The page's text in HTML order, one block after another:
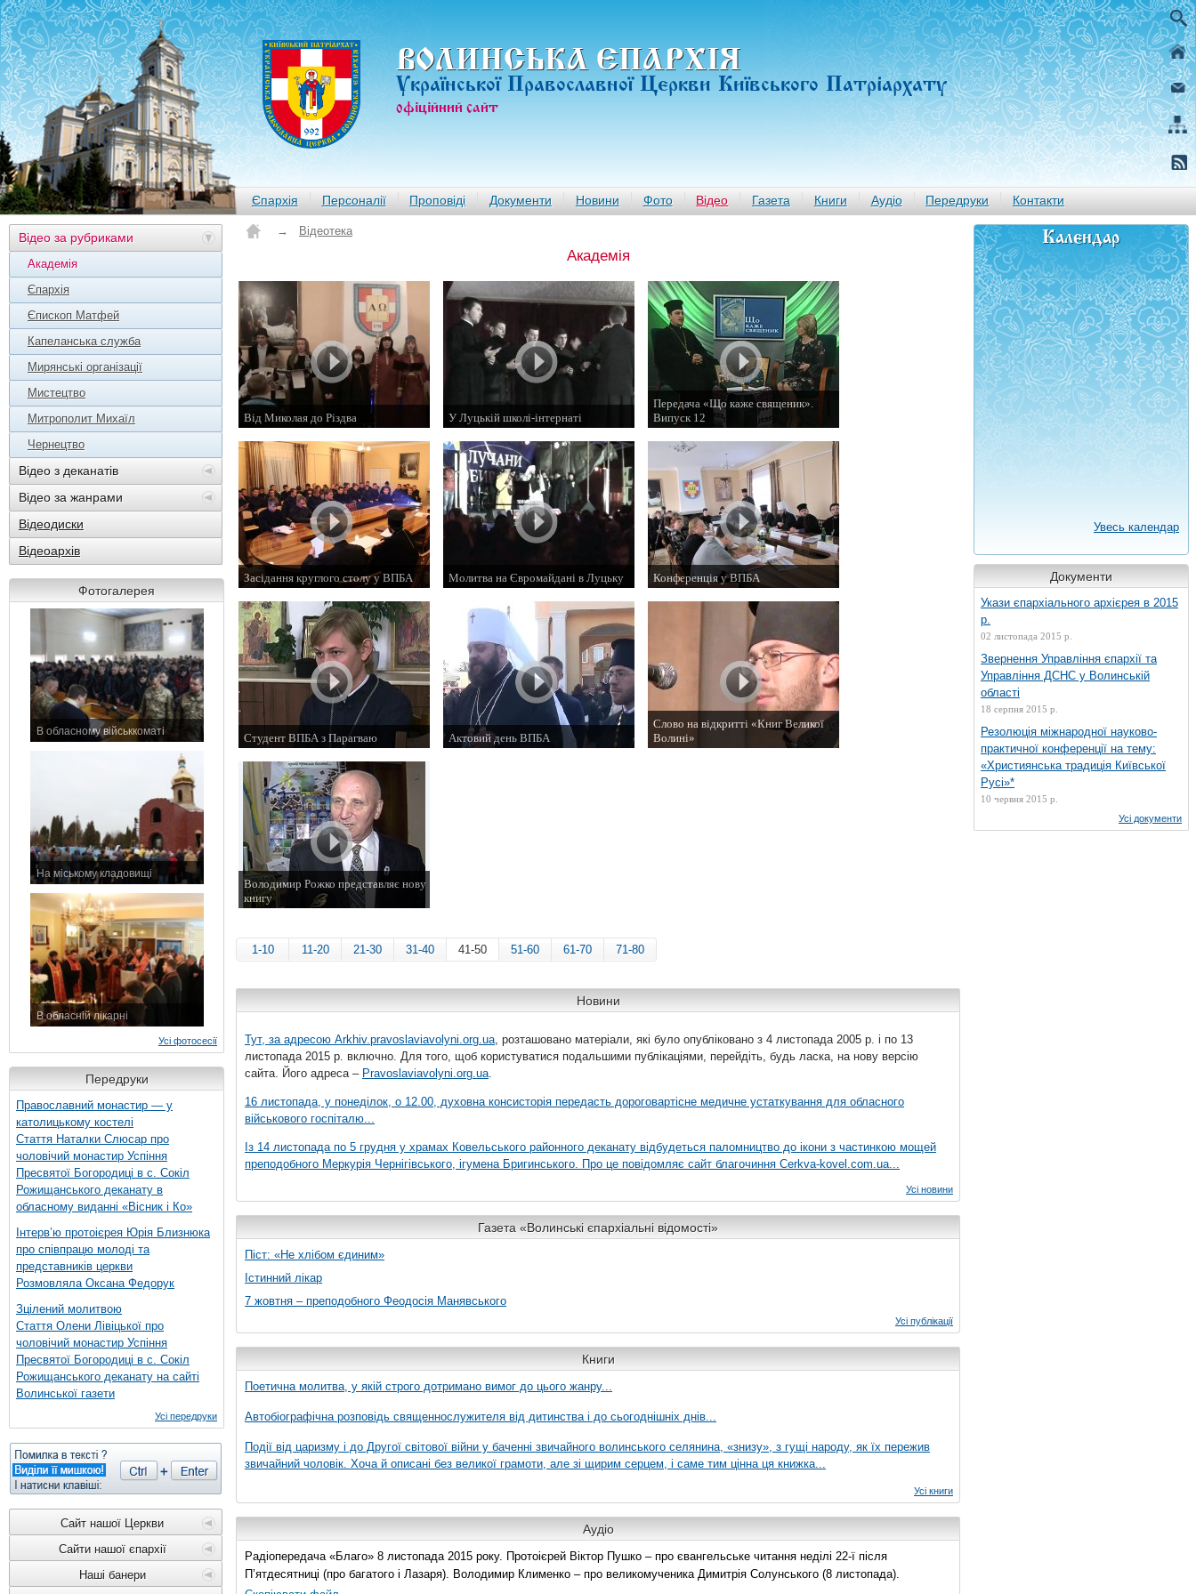
ВОЛИНСЬКА ЄПАРХIЯ
Української Православної Церкви Київського Патріархату
офiцiйний сайт
Єпархія Персоналії Проповіді Документи Новини Фото Відео Газета Книги Аудіо Передруки Контакти
Відео за рубриками
Академія
Єпархія
Єпископ Матфей
Капеланська служба
Мирянські організації
Мистецтво
Митрополит Михаїл
Чернецтво
Відео з деканатів
Відео за жанрами
Відеодиски
Відеоархів
Фотогалерея
В обласному військкоматі
На міському кладовищі
В обласній лікарні
Усі фотосесії
Передруки
Православний монастир — у
католицькому костелі
Стаття Наталки Слюсар про
чоловічий монастир Успіння
Пресвятої Богородиці в с. Сокіл
Рожищанського деканату в
обласному виданні «Вісник і Ко»
Інтерв’ю протоієрея Юрія Близнюка
про співпрацю молоді та
представників церкви
Розмовляла Оксана Федорук
Зцілений молитвою
Стаття Олени Лівіцької про
чоловічий монастир Успіння
Пресвятої Богородиці в с. Сокіл
Рожищанського деканату на сайті
Волинської газети
Усі передруки
Сайт нашої Церкви
Сайти нашої єпархії
Наші банери
→ Відеотека
Академія
Від Миколая до Різдва У Луцькій школі-інтернаті
Передача «Що каже священик».
Випуск 12
Засідання круглого столу у ВПБА Молитва на Євромайдані в Луцьку Конференція у ВПБА
Студент ВПБА з Парагваю Актовий день ВПБА
Слово на відкритті «Книг Великої
Волині»
Володимир Рожко представляє нову
книгу
1-10 11-20 21-30 31-40 41-50 51-60 61-70 71-80
Новини
Тут, за адресою Arkhiv.pravoslaviavolyni.org.ua, розташовано матеріали, які було опубліковано з 4 листопада 2005 р. і по 13
листопада 2015 р. включно. Для того, щоб користуватися подальшими публікаціями, перейдіть, будь ласка, на нову версію
сайта. Його адреса – Pravoslaviavolyni.org.ua.
16 листопада, у понеділок, о 12.00, духовна консисторія передасть дороговартісне медичне устаткування для обласного
військового госпіталю...
Із 14 листопада по 5 грудня у храмах Ковельського районного деканату відбудеться паломництво до ікони з частинкою мощей
преподобного Меркурія Чернігівського, ігумена Бригинського. Про це повідомляє сайт благочиння Сerkva-kovel.com.ua...
Усі новини
Газета «Волинські єпархіальні відомості»
Піст: «Не хлібом єдиним»
Істинний лікар
7 жовтня – преподобного Феодосія Манявського
Усі публікації
Книги
Поетична молитва, у якій строго дотримано вимог до цього жанру...
Автобіографічна розповідь священнослужителя від дитинства і до сьогоднішніх днів...
Події від царизму і до Другої світової війни у баченні звичайного волинського селянина, «знизу», з гущі народу, як їх пережив
звичайний чоловік. Хоча й описані без великої грамоти, але зі щирим серцем, і саме тим цінна ця книжка...
Усі книги
Аудіо
Радіопередача «Благо» 8 листопада 2015 року. Протоієрей Віктор Пушко – про євангельське читання неділі 22-ї після
П’ятдесятниці (про багатого і Лазаря). Володимир Клименко – про великомученика Димитрія Солунського (8 листопада).
Календар
Увесь календар
Документи
Укази єпархіального архієрея в 2015
р.
02 листопада 2015 р.
Звернення Управління єпархії та
Управління ДСНС у Волинській
області
18 серпня 2015 р.
Резолюція міжнародної науково-
практичної конференції на тему:
«Християнська традиція Київської
Русі»*
10 червня 2015 р.
Усі документи